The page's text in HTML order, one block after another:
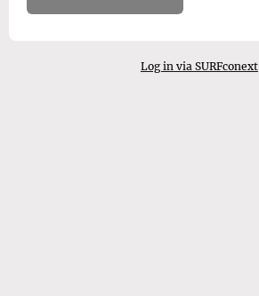
Log in via SURFconext